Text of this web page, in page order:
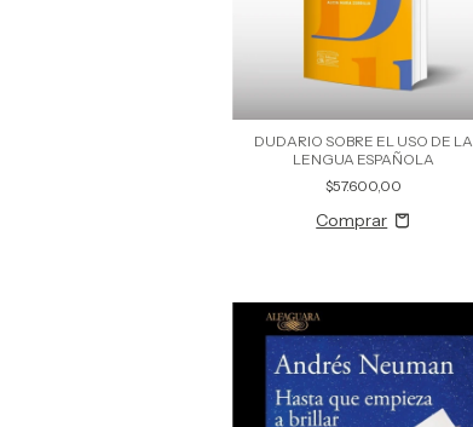
DUDARIO SOBRE EL USO DE LA
LENGUA ESPAÑOLA
$57.600,00